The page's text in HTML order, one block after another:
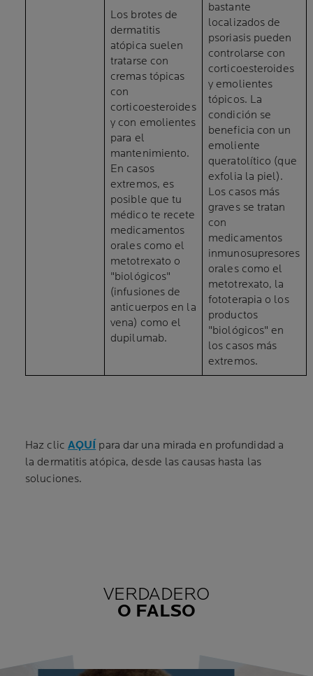
Los brotes de
dermatitis
atópica suelen
tratarse con
cremas tópicas
con
corticoesteroides
y con emolientes
para el
mantenimiento.
En casos
extremos, es
posible que tu
médico te recete
medicamentos
orales como el
metotrexato o
"biológicos"
(infusiones de
anticuerpos en la
vena) como el
dupilumab.
bastante
localizados de
psoriasis pueden
controlarse con
corticoesteroides
y emolientes
tópicos. La
condición se
beneficia con un
emoliente
queratolítico (que
exfolia la piel).
Los casos más
graves se tratan
con
medicamentos
inmunosupresores
orales como el
metotrexato, la
fototerapia o los
productos
"biológicos" en
los casos más
extremos.
Haz clic AQUÍ para dar una mirada en profundidad a
la dermatitis atópica, desde las causas hasta las
soluciones.
VERDADERO
O FALSO